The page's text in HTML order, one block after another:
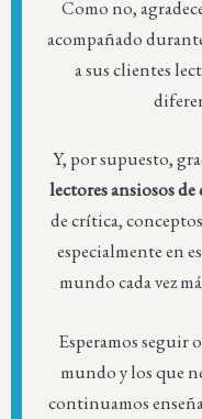
Como no,
acompañado
a sus clientes
Y, por supuesto,
lectores ansiosos
de crítica,
especialmente en
mundo cada vez
Esperamos seguir
mundo y los que
continuamos